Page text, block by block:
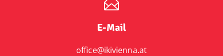
E-Mail
office@ikivienna.at